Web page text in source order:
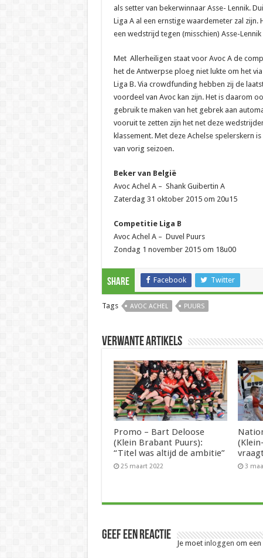
als setter van bekerwinnaar Asse- Lennik.
Liga A al een ernstige waardemeter zal zijn.
een wedstrijd tegen (misschien) Asse-
Met Allerheiligen staat voor Avoc A de
het de Antwerpse ploeg niet lukte om het
Liga B. Via crowdfunding hebben zij de
voordeel van Avoc kan zijn. Het is daarom
gebruik te maken van het gebrek aan
vooruit te zetten zijn het net deze
klassement. Met deze Achelse spelerskern
van vorig seizoen.
Beker van België
Avoc Achel A – Shank Guibertin A
Zaterdag 31 oktober 2015 om 20u15
Competitie Liga B
Avoc Achel A – Duvel Puurs
Zondag 1 november 2015 om 18u00
Share Facebook Twitter
Tags AVOC ACHEL PUURS
Verwante artikels
Promo – Bart Deloose
(Klein Brabant Puurs):
“Titel was altijd de ambitie”
25 maart 2022 3
Geef een reactie
Je moet inloggen om een